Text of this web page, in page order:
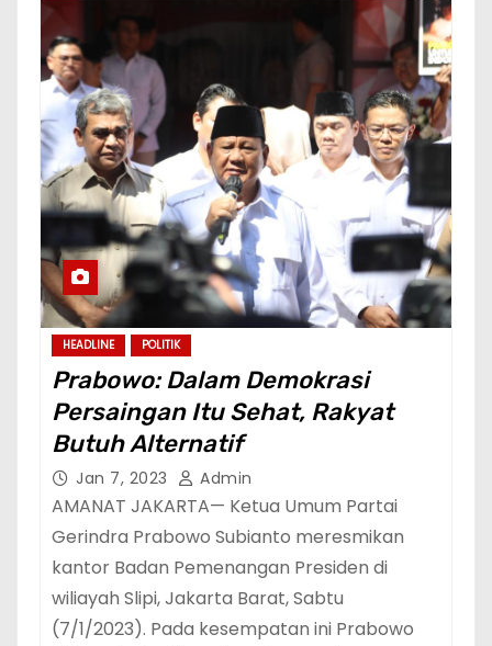
HEADLINE POLITIK
Prabowo: Dalam Demokrasi
Persaingan Itu Sehat, Rakyat
Butuh Alternatif
Jan 7, 2023 Admin
AMANAT JAKARTA— Ketua Umum Partai
Gerindra Prabowo Subianto meresmikan
kantor Badan Pemenangan Presiden di
wiliayah Slipi, Jakarta Barat, Sabtu
(7/1/2023). Pada kesempatan ini Prabowo